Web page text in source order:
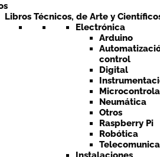
Libros Técnicos, de Arte y
Electrónica
Arduino
control
Digital
Neumática
Otros
Raspberry Pi
Robótica